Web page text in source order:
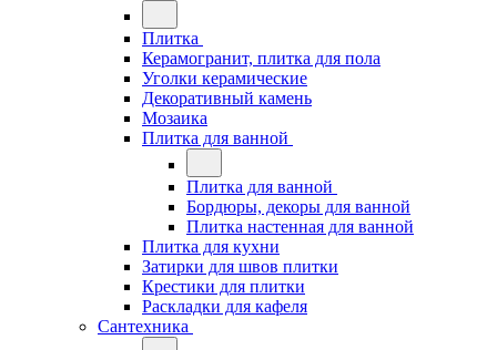
Плитка
Керамогранит, плитка для пола
Уголки керамические
Декоративный камень
Мозаика
Плитка для ванной
Плитка для ванной
Бордюры, декоры для ванной
Плитка настенная для ванной
Плитка для кухни
Затирки для швов плитки
Крестики для плитки
Раскладки для кафеля
Сантехника